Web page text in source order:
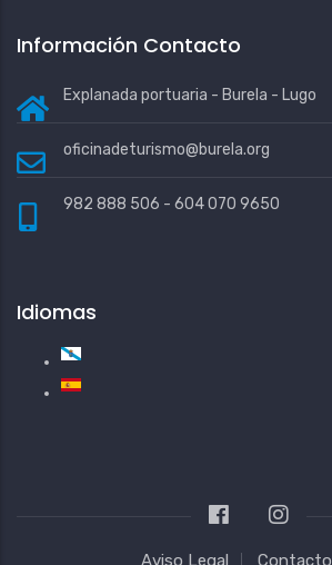
Información Contacto
Explanada portuaria - Burela - Lugo
oficinadeturismo@burela.org
982 888 506 - 604 070 9650
Idiomas
Aviso Legal Contacto